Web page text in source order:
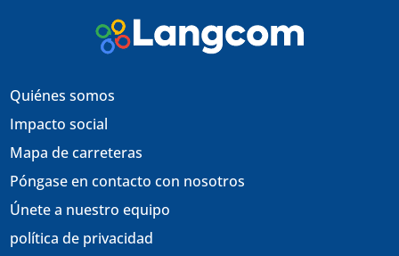
Quiénes somos
Impacto social
Mapa de carreteras
Póngase en contacto con nosotros
Únete a nuestro equipo
política de privacidad